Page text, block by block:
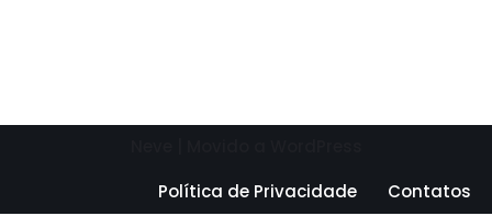
Política de Privacidade
Contatos